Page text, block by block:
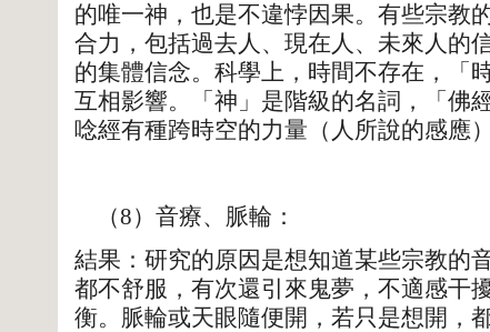
的唯一神，也是不違悖因果。有些宗教
合力，包括過去人、現在人、未來人的
的集體信念。科學上，時間不存在，「
互相影響。「神」是階級的名詞，「佛
唸經有種跨時空的力量（人所說的感應）
（8）音療、脈輪：
結果：研究的原因是想知道某些宗教的
都不舒服，有次還引來鬼夢，不適感干
衡。脈輪或天眼隨便開，若只是想開，